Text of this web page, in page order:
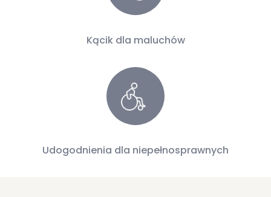
Kącik dla maluchów
Udogodnienia dla niepełnosprawnych